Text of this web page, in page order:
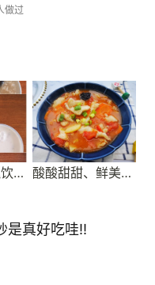
做过
一箪食，一瓢饮～家庭早餐记录～ 酸酸甜甜、鲜美滑嫩的番茄巴沙鱼柳
是真好吃哇‼️